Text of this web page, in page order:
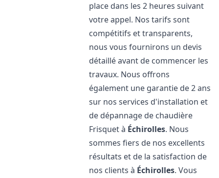
place dans les 2 heures suivant
votre appel. Nos tarifs sont
compétitifs et transparents,
nous vous fournirons un devis
détaillé avant de commencer les
travaux. Nous offrons
également une garantie de 2 ans
sur nos services d'installation et
de dépannage de chaudière
Frisquet à Échirolles. Nous
sommes fiers de nos excellents
résultats et de la satisfaction de
nos clients à Échirolles. Vous